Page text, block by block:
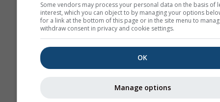
Também oferecemos
brutos para venda. Por
entre em contacto
hora desde 1940 para Thio
Some vendors may process your personal data on the basis of
interest, which you can object to by managing your options
for a link at the bottom of this page or in the site menu to
withdraw consent in privacy and cookie settings.
OK
Manage options